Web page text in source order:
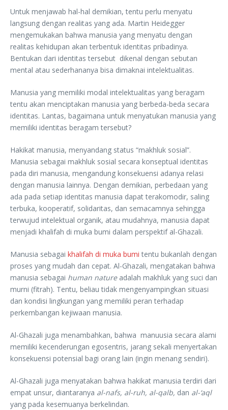
Untuk menjawab hal-hal demikian, tentu perlu menyatu
langsung dengan realitas yang ada. Martin Heidegger
mengemukakan bahwa manusia yang menyatu dengan
realitas kehidupan akan terbentuk identitas pribadinya.
Bentukan dari identitas tersebut dikenal dengan sebutan
mental atau sederhananya bisa dimaknai intelektualitas.
Manusia yang memiliki modal intelektualitas yang beragam
tentu akan menciptakan manusia yang berbeda-beda secara
identitas. Lantas, bagaimana untuk menyatukan manusia yang
memiliki identitas beragam tersebut?
Hakikat manusia, menyandang status “makhluk sosial”.
Manusia sebagai makhluk sosial secara konseptual identitas
pada diri manusia, mengandung konsekuensi adanya relasi
dengan manusia lainnya. Dengan demikian, perbedaan yang
ada pada setiap identitas manusia dapat terakomodir, saling
terbuka, kooperatif, solidaritas, dan semacamnya sehingga
terwujud intelektual organik, atau mudahnya, manusia dapat
menjadi khalifah di muka bumi dalam perspektif al-Ghazali.
Manusia sebagai khalifah di muka bumi tentu bukanlah dengan
proses yang mudah dan cepat. Al-Ghazali, mengatakan bahwa
manusia sebagai human natureadalah makhluk yang suci dan
murni (fitrah). Tentu, beliau tidak mengenyampingkan situasi
dan kondisi lingkungan yang memiliki peran terhadap
perkembangan kejiwaan manusia.
Al-Ghazali juga menambahkan, bahwa manuusia secara alami
memiliki kecenderungan egosentris, jarang sekali menyertakan
konsekuensi potensial bagi orang lain (ingin menang sendiri).
Al-Ghazali juga menyatakan bahwa hakikat manusia terdiri dari
empat unsur, diantaranya al-nafs, al-ruh, al-qalb, dan al-‘aql
yang pada kesemuanya berkelindan.